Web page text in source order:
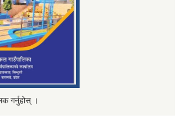
गर्नुहोस् ।